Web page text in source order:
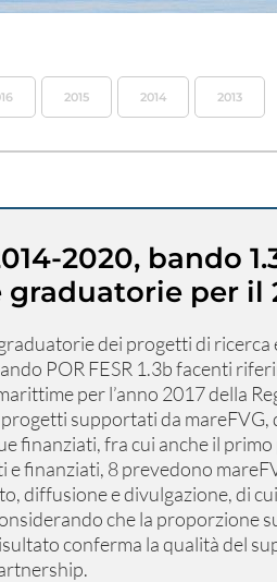
2015 2014 2013
2020, bando
per il
dei progetti di ricerca
POR FESR 1.3b facenti
per l’anno 2017 della
progetti supportati da
finanziati, fra cui anche il primo
finanziati, 8 prevedono
diffusione e divulgazione, di
che la proporzione
conferma la qualità del